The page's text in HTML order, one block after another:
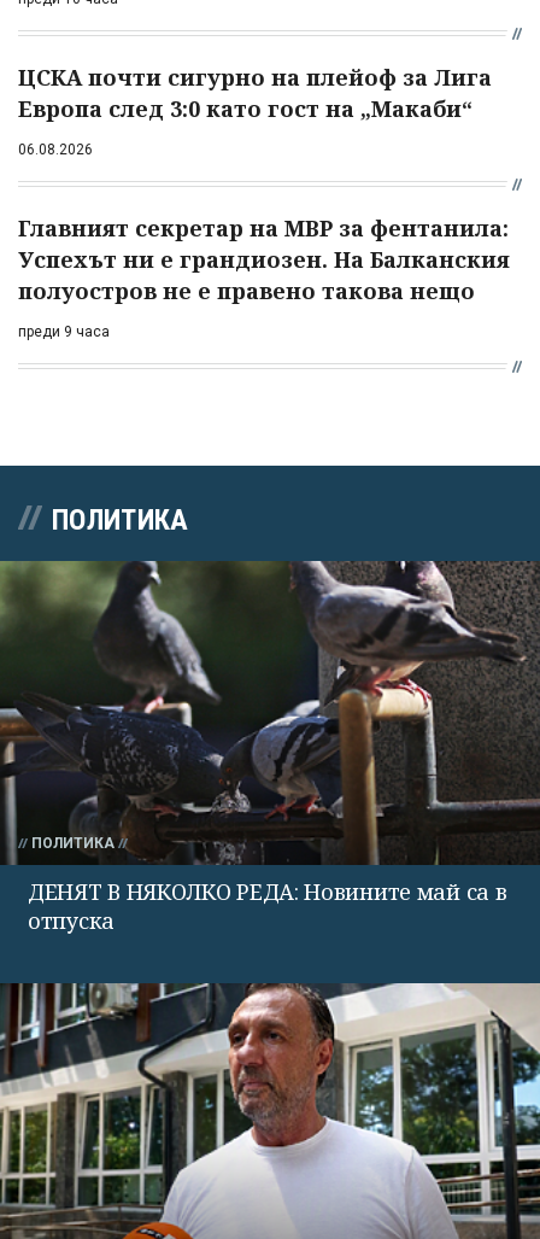
ЦСКА почти сигурно на плейоф за Лига
Европа след 3:0 като гост на „Макаби“
06.08.2026
Главният секретар на МВР за фентанила:
Успехът ни е грандиозен. На Балканския
полуостров не е правено такова нещо
преди 9 часа
ПОЛИТИКА
ПОЛИТИКА
ДЕНЯТ В НЯКОЛКО РЕДА: Новините май са в
отпуска